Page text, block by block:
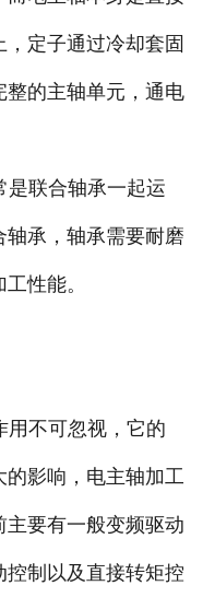
定子通过冷却套固
整的主轴单元，通电
是联合轴承一起运
承，轴承需要耐磨
性能。
用不可忽视，它的
影响，电主轴加工
要有一般变频驱动
制以及直接转矩控